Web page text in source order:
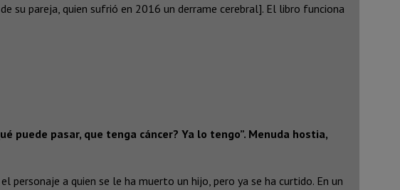
su pareja, quien sufrió en 2016 un derrame cerebral]. El libro funciona
puede pasar, que tenga cáncer? Ya lo tengo”. Menuda hostia,
personaje a quien se le ha muerto un hijo, pero ya se ha curtido. En un